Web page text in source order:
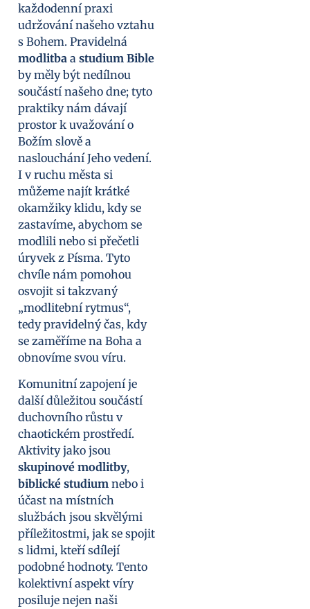
každodenní praxi
udržování našeho vztahu
s Bohem. Pravidelná
modlitba a studium Bible
by měly být nedílnou
součástí našeho dne; tyto
praktiky nám dávají
prostor k uvažování o
Božím slově a
naslouchání Jeho vedení.
I v ruchu města si
můžeme najít krátké
okamžiky klidu, kdy se
zastavíme, abychom se
modlili nebo si přečetli
úryvek z Písma. Tyto
chvíle nám pomohou
osvojit si takzvaný
„modlitební rytmus“,
tedy pravidelný čas, kdy
se zaměříme na Boha a
obnovíme svou víru.
Komunitní zapojení je
další důležitou součástí
duchovního růstu v
chaotickém prostředí.
Aktivity jako jsou
skupinové modlitby,
biblické studium nebo i
účast na místních
službách jsou skvělými
příležitostmi, jak se spojit
s lidmi, kteří sdílejí
podobné hodnoty. Tento
kolektivní aspekt víry
posiluje nejen naši